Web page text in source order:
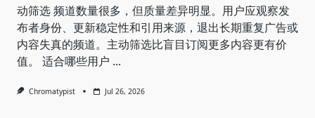
动筛选 频道数量很多，但质量差异明显。用户应观察发
布者身份、更新稳定性和引用来源，退出长期重复广告或
内容失真的频道。主动筛选比盲目订阅更多内容更有价
值。 适合哪些用户 ...
Chromatypist Jul 26, 2026